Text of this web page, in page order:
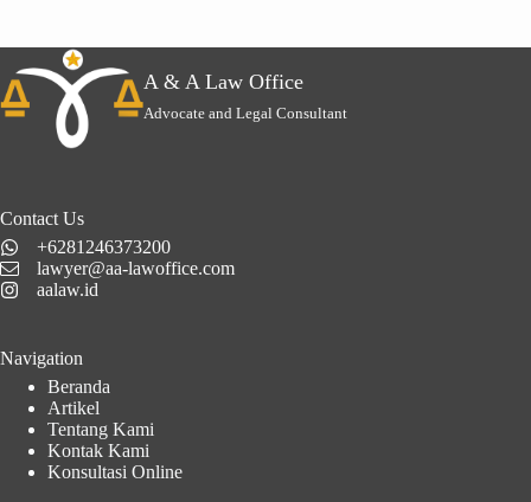
A & A Law Office
Advocate and Legal Consultant
Contact Us
+6281246373200
lawyer@aa-lawoffice.com
aalaw.id
Navigation
Beranda
Artikel
Tentang Kami
Kontak Kami
Konsultasi Online